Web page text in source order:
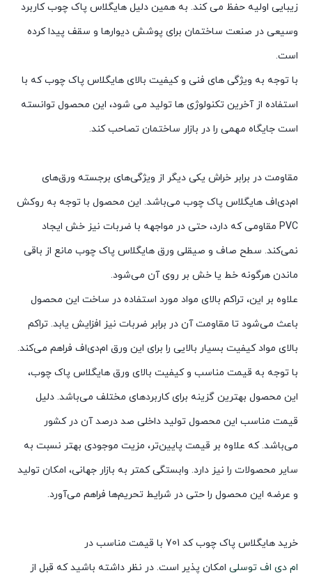
زیبایی اولیه حفظ می کند. به همین دلیل هایگلاس پاک چوب کاربرد
وسیعی در صنعت ساختمان برای پوشش دیوارها و سقف پیدا کرده
است.
با توجه به ویژگی های فنی و کیفیت بالای هایگلاس پاک چوب که با
استفاده از آخرین تکنولوژی ها تولید می شود، این محصول توانسته
است جایگاه مهمی را در بازار ساختمان تصاحب کند.
مقاومت در برابر خراش یکی دیگر از ویژگی‌های برجسته ورق‌های
ام‌دی‌اف هایگلاس پاک چوب می‌باشد. این محصول با توجه به روکش
PVC مقاومی که دارد، حتی در مواجهه با ضربات نیز خش ایجاد
نمی‌کند. سطح صاف و صیقلی ورق هایگلاس پاک چوب مانع از باقی
ماندن هرگونه خط یا خش بر روی آن می‌شود.
علاوه بر این، تراکم بالای مواد مورد استفاده در ساخت این محصول
باعث می‌شود تا مقاومت آن در برابر ضربات نیز افزایش یابد. تراکم
بالای مواد کیفیت بسیار بالایی را برای این ورق ام‌دی‌اف فراهم می‌کند.
با توجه به قیمت مناسب و کیفیت بالای ورق هایگلاس پاک چوب،
این محصول بهترین گزینه برای کاربردهای مختلف می‌باشد. دلیل
قیمت مناسب این محصول تولید داخلی صد درصد آن در کشور
می‌باشد. که علاوه بر قیمت پایین‌تر، مزیت موجودی بهتر نسبت به
سایر محصولات را نیز دارد. وابستگی کمتر به بازار جهانی، امکان تولید
و عرضه این محصول را حتی در شرایط تحریم‌ها فراهم می‌آورد.
خرید هایگلاس پاک چوب کد 701 با قیمت مناسب در
ام دی اف توسلی امکان پذیر است. در نظر داشته باشید که قبل از